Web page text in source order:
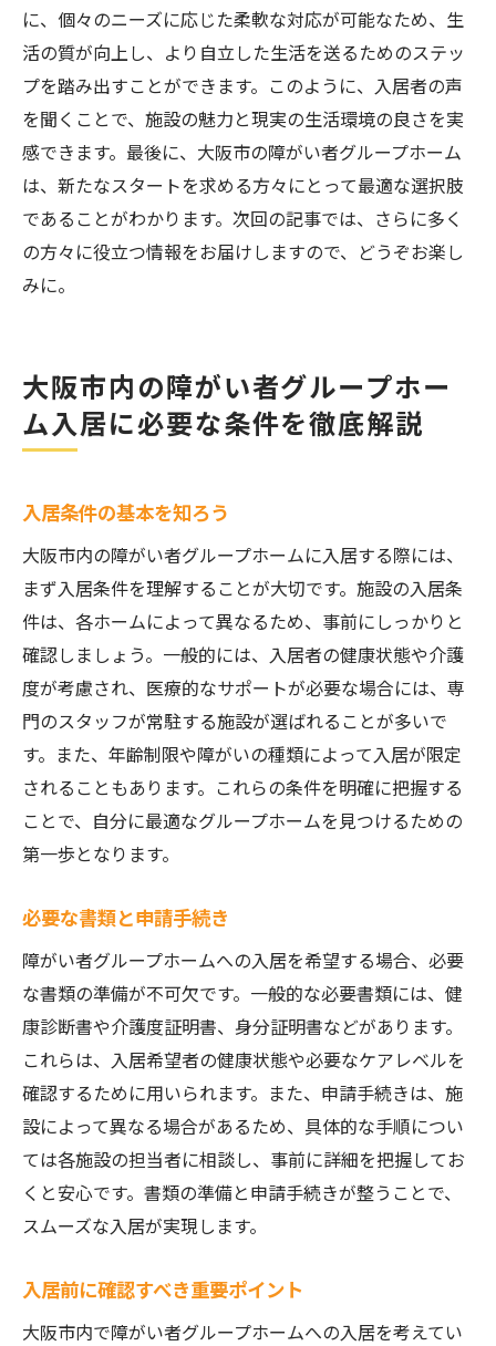
に、個々のニーズに応じた柔軟な対応が可能なため、生
活の質が向上し、より自立した生活を送るためのステッ
プを踏み出すことができます。このように、入居者の声
を聞くことで、施設の魅力と現実の生活環境の良さを実
感できます。最後に、大阪市の障がい者グループホーム
は、新たなスタートを求める方々にとって最適な選択肢
であることがわかります。次回の記事では、さらに多く
の方々に役立つ情報をお届けしますので、どうぞお楽し
みに。
大阪市内の障がい者グループホー
ム入居に必要な条件を徹底解説
入居条件の基本を知ろう
大阪市内の障がい者グループホームに入居する際には、
まず入居条件を理解することが大切です。施設の入居条
件は、各ホームによって異なるため、事前にしっかりと
確認しましょう。一般的には、入居者の健康状態や介護
度が考慮され、医療的なサポートが必要な場合には、専
門のスタッフが常駐する施設が選ばれることが多いで
す。また、年齢制限や障がいの種類によって入居が限定
されることもあります。これらの条件を明確に把握する
ことで、自分に最適なグループホームを見つけるための
第一歩となります。
必要な書類と申請手続き
障がい者グループホームへの入居を希望する場合、必要
な書類の準備が不可欠です。一般的な必要書類には、健
康診断書や介護度証明書、身分証明書などがあります。
これらは、入居希望者の健康状態や必要なケアレベルを
確認するために用いられます。また、申請手続きは、施
設によって異なる場合があるため、具体的な手順につい
ては各施設の担当者に相談し、事前に詳細を把握してお
くと安心です。書類の準備と申請手続きが整うことで、
スムーズな入居が実現します。
入居前に確認すべき重要ポイント
大阪市内で障がい者グループホームへの入居を考えてい